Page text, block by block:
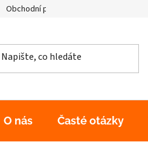
Obchodní podmínky
O nás Časté otázky